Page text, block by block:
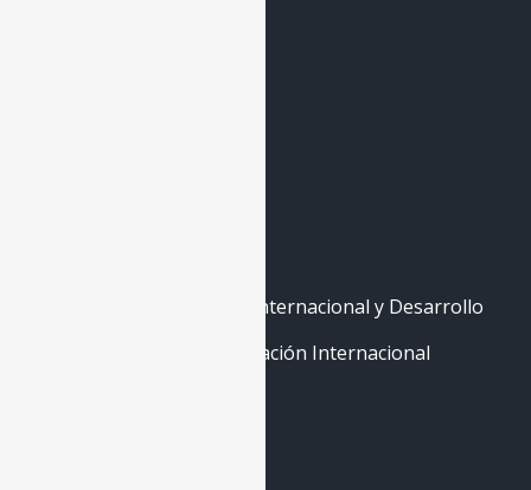
Máster de Cooperación Internacional y Desarrollo
Curso Abierto de Cooperación Internacional